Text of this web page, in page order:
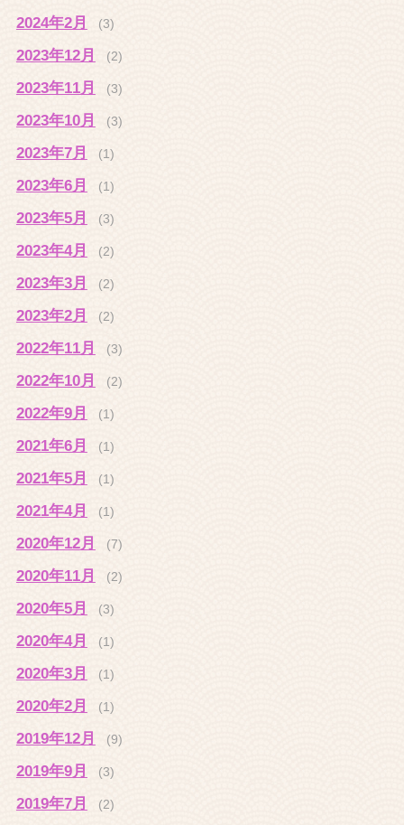
2024年2月 (3)
2023年12月 (2)
2023年11月 (3)
2023年10月 (3)
2023年7月 (1)
2023年6月 (1)
2023年5月 (3)
2023年4月 (2)
2023年3月 (2)
2023年2月 (2)
2022年11月 (3)
2022年10月 (2)
2022年9月 (1)
2021年6月 (1)
2021年5月 (1)
2021年4月 (1)
2020年12月 (7)
2020年11月 (2)
2020年5月 (3)
2020年4月 (1)
2020年3月 (1)
2020年2月 (1)
2019年12月 (9)
2019年9月 (3)
2019年7月 (2)